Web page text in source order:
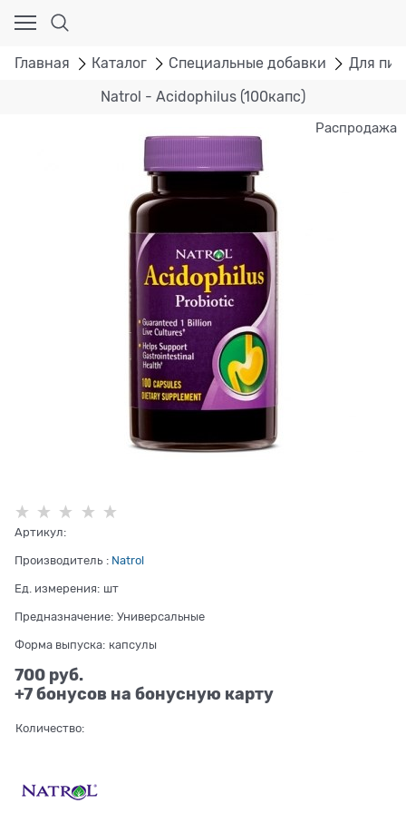
Главная Каталог Специальные добавки Для
Natrol - Acidophilus (100капс)
Распродажа
Артикул:
Производитель : Natrol
Ед. измерения: шт
Предназначение: Универсальные
Форма выпуска: капсулы
700 руб.
+7 бонусов на бонусную карту
Количество: